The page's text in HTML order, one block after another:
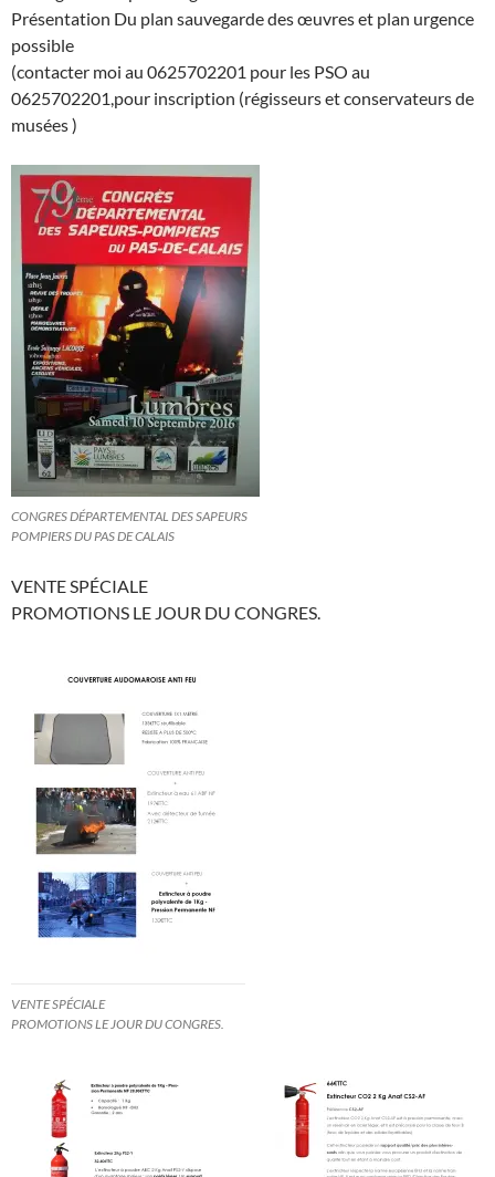
Présentation Du plan sauvegarde des œuvres et plan urgence
possible
(contacter moi au 0625702201 pour les PSO au
0625702201,pour inscription (régisseurs et conservateurs de
musées )
CONGRES DÉPARTEMENTAL DES SAPEURS
POMPIERS DU PAS DE CALAIS
VENTE SPÉCIALE
PROMOTIONS LE JOUR DU CONGRES.
VENTE SPÉCIALE
PROMOTIONS LE JOUR DU CONGRES.